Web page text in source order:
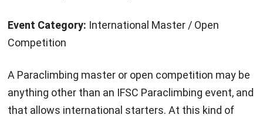
Event Category: International Master / Open
Competition
A Paraclimbing master or open competition may be
anything other than an IFSC Paraclimbing event, and
that allows international starters. At this kind of